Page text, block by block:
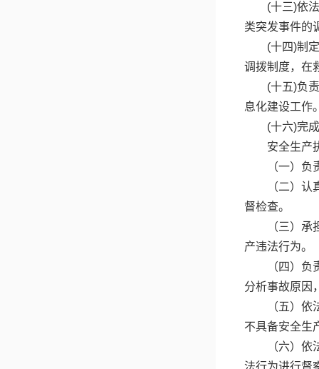
(十三)依
类突发事件的
(十四)制
调拨制度，在
(十五)负
息化建设工作
(十六)完
安全生产
（一）
（二）
督检查。
（三）
产违法行为。
（四）
分析事故原因
（五）
不具备安全生
（六）
法行为进行督